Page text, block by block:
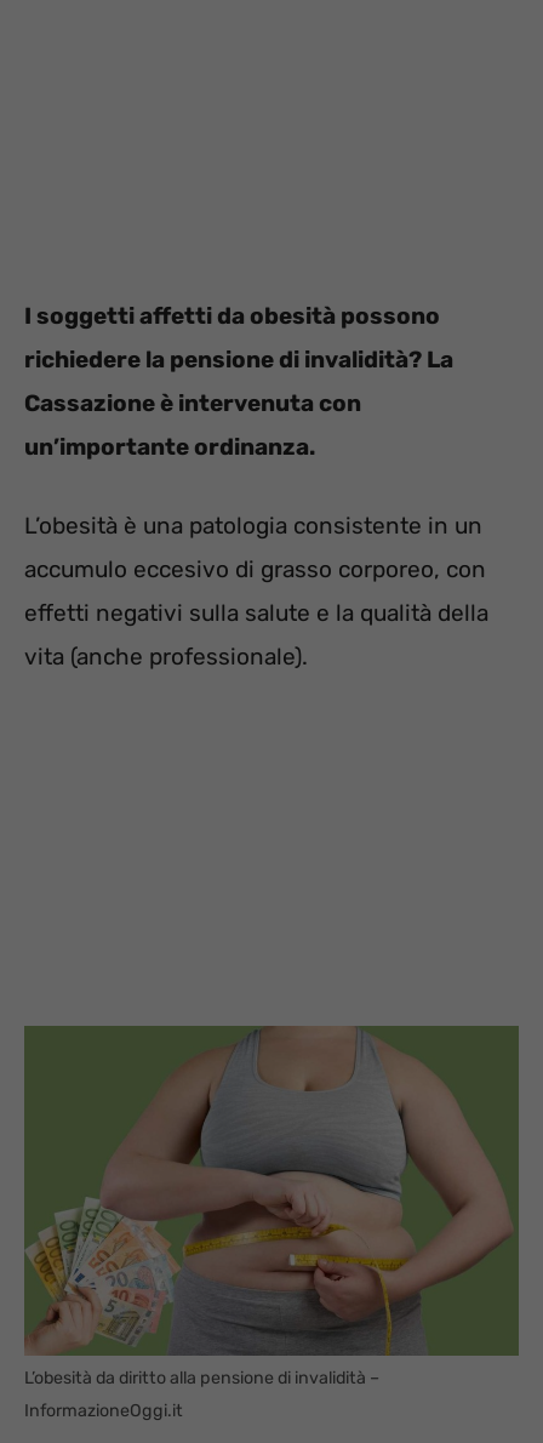
I soggetti affetti da obesità possono
richiedere la pensione di invalidità? La
Cassazione è intervenuta con
un’importante ordinanza.
L’obesità è una patologia consistente in un
accumulo eccesivo di grasso corporeo, con
effetti negativi sulla salute e la qualità della
vita (anche professionale).
L’obesità da diritto alla pensione di invalidità –
InformazioneOggi.it